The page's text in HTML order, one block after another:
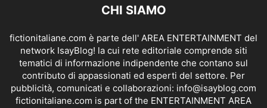
CHI SIAMO
fictionitaliane.com è parte dell' AREA ENTERTAINMENT del
network IsayBlog! la cui rete editoriale comprende siti
tematici di informazione indipendente che contano sul
contributo di appassionati ed esperti del settore. Per
pubblicità, comunicati e collaborazioni: info@isayblog.com
fictionitaliane.com is part of the ENTERTAINMENT AREA